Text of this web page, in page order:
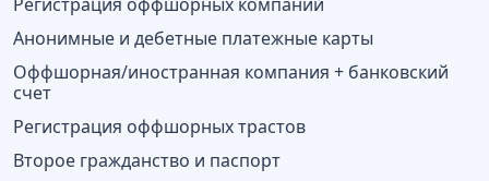
Анонимные и дебетные платежные карты
Оффшорная/иностранная компания + банковский
счет
Регистрация оффшорных трастов
Второе гражданство и паспорт